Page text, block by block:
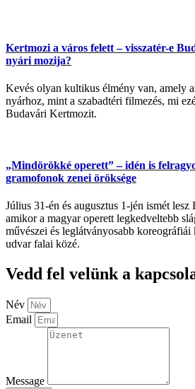
Kertmozi a város felett – visszatér-e
nyári mozija?
Kevés olyan kultikus élmény van, amely
nyárhoz, mint a szabadtéri filmezés, mi
Budavári Kertmozit.
„Mindörökké operett” – idén is
gramofonok zenei öröksége
Július 31-én és augusztus 1-jén ismét
amikor a magyar operett legkedveltebb
művészei és leglátványosabb
udvar falai közé.
Vedd fel velünk a
Név
Email
Message